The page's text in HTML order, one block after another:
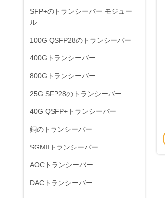
SFP+のトランシーバー モジュー
ル
100G QSFP28のトランシーバー
400Gトランシーバー
800Gトランシーバー
25G SFP28のトランシーバー
40G QSFP+トランシーバー
銅のトランシーバー
SGMIIトランシーバー
AOCトランシーバー
DACトランシーバー